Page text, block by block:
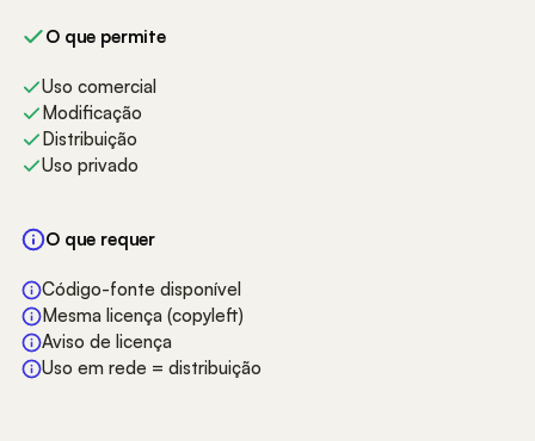
O que permite
Uso comercial
Modificação
Distribuição
Uso privado
O que requer
Código-fonte disponível
Mesma licença (copyleft)
Aviso de licença
Uso em rede = distribuição